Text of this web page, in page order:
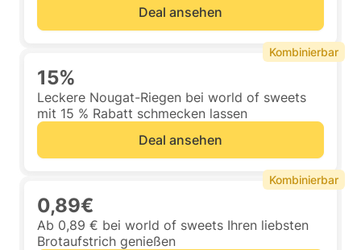
Deal ansehen
15%
Leckere Nougat-Riegen bei world of sweets
mit 15 % Rabatt schmecken lassen
Deal ansehen
Kombinierbar
0,89€
Ab 0,89 € bei world of sweets Ihren liebsten
Brotaufstrich genießen
Kombinierbar